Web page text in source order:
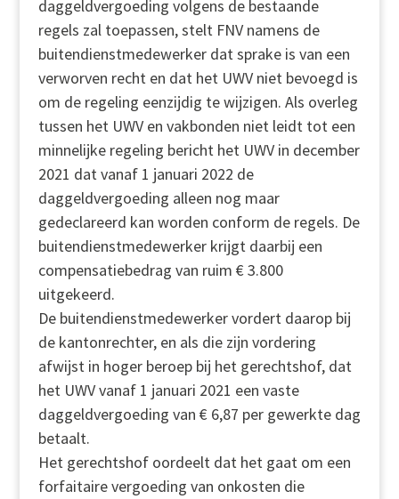
daggeldvergoeding volgens de bestaande
regels zal toepassen, stelt FNV namens de
buitendienstmedewerker dat sprake is van een
verworven recht en dat het UWV niet bevoegd is
om de regeling eenzijdig te wijzigen. Als overleg
tussen het UWV en vakbonden niet leidt tot een
minnelijke regeling bericht het UWV in december
2021 dat vanaf 1 januari 2022 de
daggeldvergoeding alleen nog maar
gedeclareerd kan worden conform de regels. De
buitendienstmedewerker krijgt daarbij een
compensatiebedrag van ruim € 3.800
uitgekeerd.
De buitendienstmedewerker vordert daarop bij
de kantonrechter, en als die zijn vordering
afwijst in hoger beroep bij het gerechtshof, dat
het UWV vanaf 1 januari 2021 een vaste
daggeldvergoeding van € 6,87 per gewerkte dag
betaalt.
Het gerechtshof oordeelt dat het gaat om een
forfaitaire vergoeding van onkosten die